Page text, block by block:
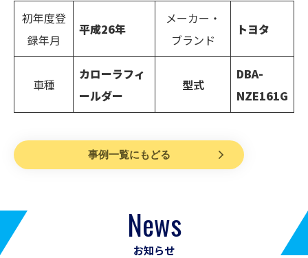
初年度登
録年月
平成26年
メーカー・
ブランド
トヨタ
車種
カローラフィ
ールダー
型式
DBA-
NZE161G
事例一覧にもどる
News
お知らせ